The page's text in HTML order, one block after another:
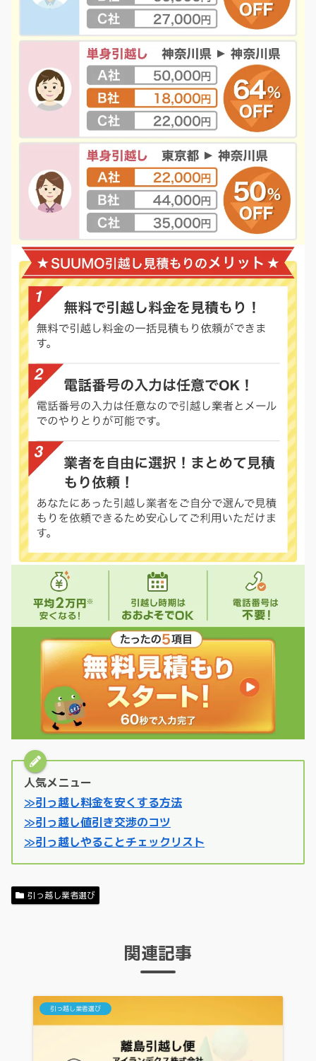
人気メニュー
≫引っ越し料金を安くする方法
≫引っ越し値引き交渉のコツ
≫引っ越しやることチェックリスト
引っ越し業者選び
関連記事
引っ越し業者選び